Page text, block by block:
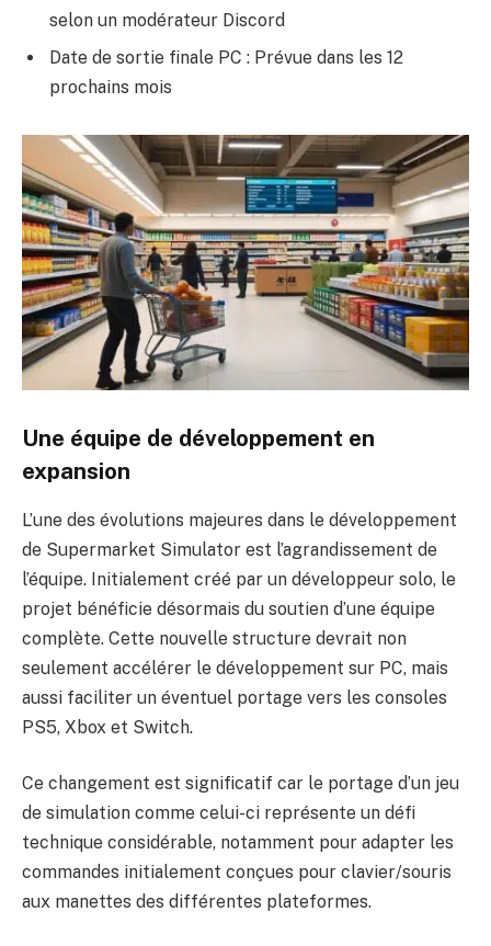
selon un modérateur Discord
Date de sortie finale PC : Prévue dans les 12
prochains mois
Une équipe de développement en
expansion
L’une des évolutions majeures dans le développement
de Supermarket Simulator est l’agrandissement de
l’équipe. Initialement créé par un développeur solo, le
projet bénéficie désormais du soutien d’une équipe
complète. Cette nouvelle structure devrait non
seulement accélérer le développement sur PC, mais
aussi faciliter un éventuel portage vers les consoles
PS5, Xbox et Switch.
Ce changement est significatif car le portage d’un jeu
de simulation comme celui-ci représente un défi
technique considérable, notamment pour adapter les
commandes initialement conçues pour clavier/souris
aux manettes des différentes plateformes.